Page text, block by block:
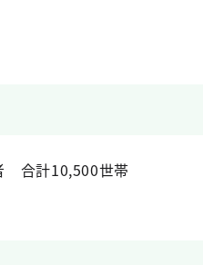
合計10,500世帯